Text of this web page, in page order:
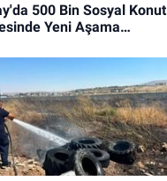
500 Bin Sosyal Konut
Yeni Aşama…